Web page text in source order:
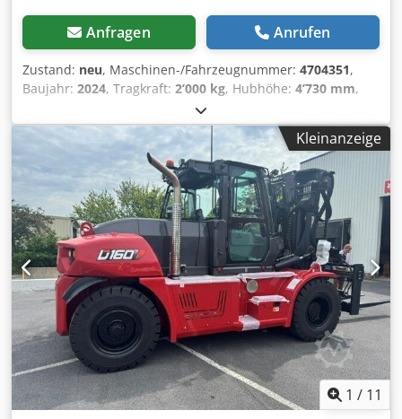
Anfragen Anrufen
Zustand: neu, Maschinen-/Fahrzeugnummer: 4704351,
Baujahr: 2024, Tragkraft: 2’000 kg, Hubhöhe: 4’730 mm,
, Lastschwerpunkt:
Kraftstofftyp:elektrisch, Masttyp:Triplex, Bauhöhe:2’230
, Gabellänge:1’200 mm
, Motortyp: Elektrisch,
Hersteller: Bobcat Chedpfx Ajxz Spwehzoa
Kleinanzeige
1 / 11